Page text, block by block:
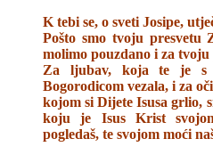
K tebi se, o sveti Josipe,
Pošto smo tvoju presvetu
molimo pouzdano i za tvoju
Za ljubav, koja te je s
Bogorodicom vezala, i za
kojom si Dijete Isusa grlio,
koju je Isus Krist
pogledaš, te svojom moći